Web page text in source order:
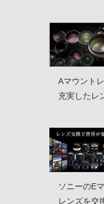
Aマウント
充実したレ
ソニーのE
レンズを交